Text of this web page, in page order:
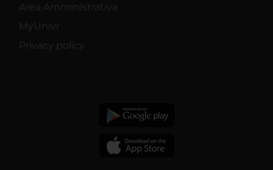
Area Amministrativa
MyUnivr
Privacy policy